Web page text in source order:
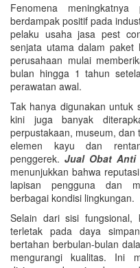
Fenomena
berdampak positif pada
pelaku usaha jasa pest
senjata utama dalam paket
perusahaan mulai
bulan hingga 1 tahun
perawatan awal.
Tak hanya digunakan untuk
kini juga banyak
perpustakaan, museum,
elemen kayu dan
penggerek. Jual Obat Anti
menunjukkan bahwa
lapisan pengguna dan
berbagai kondisi lingkungan.
Selain dari sisi fungsional,
terletak pada daya
bertahan berbulan-bulan
mengurangi kualitas. Ini